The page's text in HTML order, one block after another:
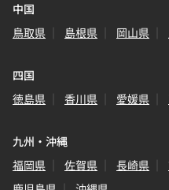
中国
鳥取県
島根県 岡山県
四国
徳島県
香川県 愛媛県
九州・沖縄
福岡県
佐賀県 長崎県